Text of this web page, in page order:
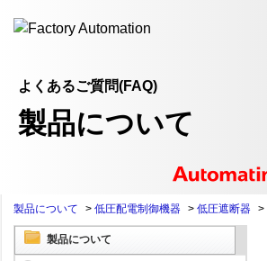
よくあるご質問(FAQ)
製品について
製品について > 低圧配電制御機器 > 低圧遮断器 >
製品について